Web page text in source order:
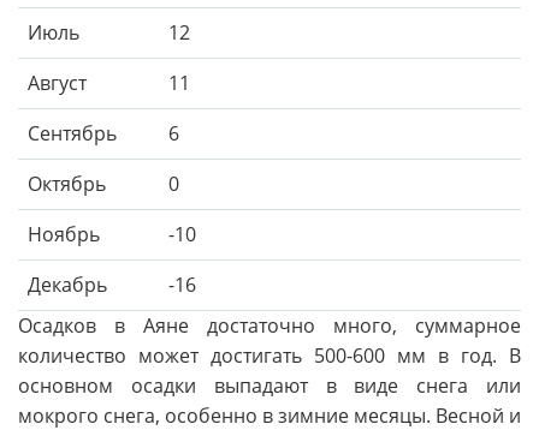
Июль
12
Август
11
Сентябрь
6
Октябрь
0
Ноябрь
-10
Декабрь
-16
Осадков в Аяне достаточно много, суммарное
количество может достигать 500-600 мм в год. В
основном осадки выпадают в виде снега или
мокрого снега, особенно в зимние месяцы. Весной и